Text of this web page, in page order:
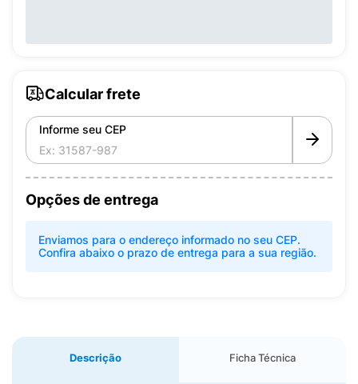
Calcular frete
Informe seu CEP
Opções de entrega
Enviamos para o endereço informado no seu CEP.
Confira abaixo o prazo de entrega para a sua região.
Descrição Ficha Técnica